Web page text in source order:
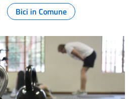
Bici in Comune